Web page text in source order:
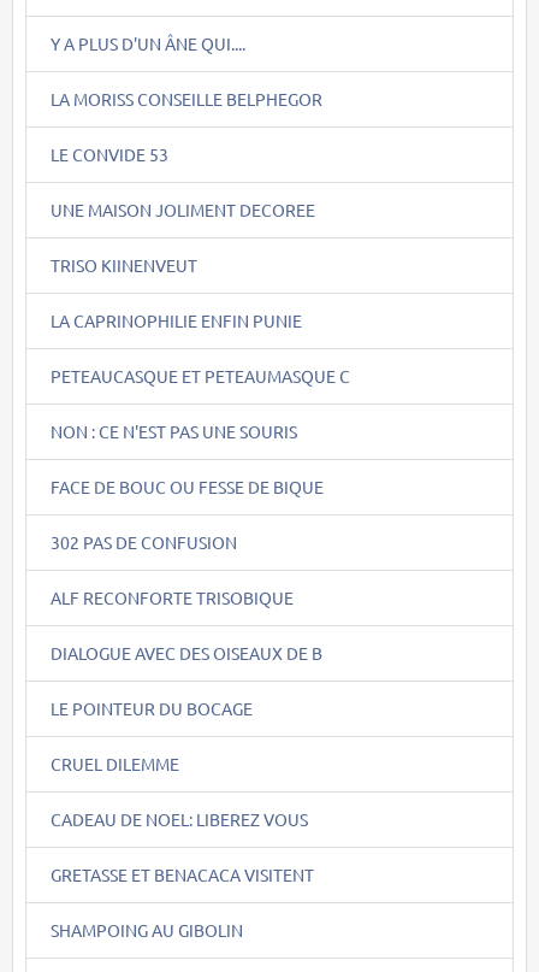
Y A PLUS D'UN ÂNE QUI....
LA MORISS CONSEILLE BELPHEGOR
LE CONVIDE 53
UNE MAISON JOLIMENT DECOREE
TRISO KIINENVEUT
LA CAPRINOPHILIE ENFIN PUNIE
PETEAUCASQUE ET PETEAUMASQUE C
NON : CE N'EST PAS UNE SOURIS
FACE DE BOUC OU FESSE DE BIQUE
302 PAS DE CONFUSION
ALF RECONFORTE TRISOBIQUE
DIALOGUE AVEC DES OISEAUX DE B
LE POINTEUR DU BOCAGE
CRUEL DILEMME
CADEAU DE NOEL: LIBEREZ VOUS
GRETASSE ET BENACACA VISITENT
SHAMPOING AU GIBOLIN